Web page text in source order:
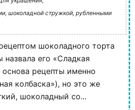
шоколадной стружкой, рубленными
шоколадного торта
назвала его «Сладкая
основа рецепты именно
колбаска»), но это же
шоколадный со...